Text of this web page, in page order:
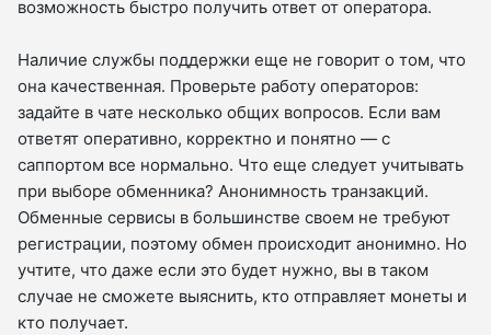
возможность быстро получить ответ от оператора.
Наличие службы поддержки еще не говорит о том, что
она качественная. Проверьте работу операторов:
задайте в чате несколько общих вопросов. Если вам
ответят оперативно, корректно и понятно — с
саппортом все нормально. Что еще следует учитывать
при выборе обменника? Анонимность транзакций.
Обменные сервисы в большинстве своем не требуют
регистрации, поэтому обмен происходит анонимно. Но
учтите, что даже если это будет нужно, вы в таком
случае не сможете выяснить, кто отправляет монеты и
кто получает.